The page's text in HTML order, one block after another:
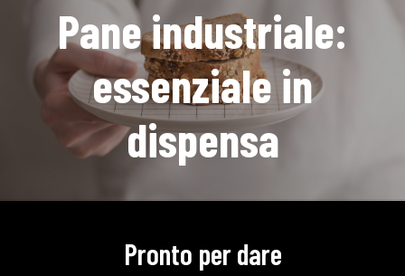
Pane industriale:
essenziale in
dispensa
Pronto per dare